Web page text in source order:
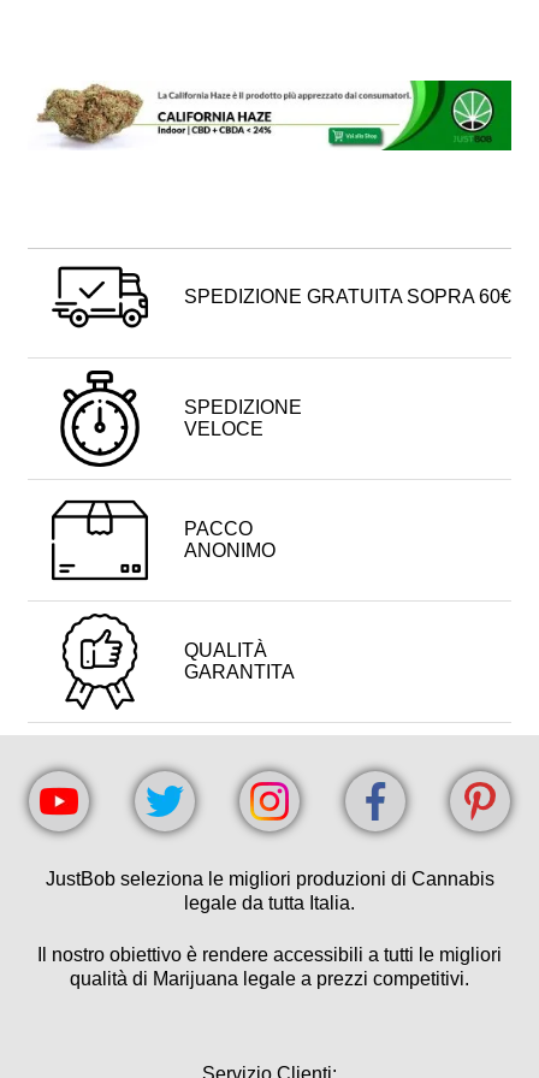
SPEDIZIONE GRATUITA SOPRA 60€
SPEDIZIONE
VELOCE
PACCO
ANONIMO
QUALITÀ
GARANTITA
JustBob seleziona le migliori produzioni di Cannabis
legale da tutta Italia.
Il nostro obiettivo è rendere accessibili a tutti le migliori
qualità di Marijuana legale a prezzi competitivi.